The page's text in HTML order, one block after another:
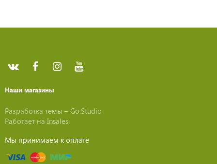
Наши магазины
Разработка темы – Go.Studio
Работает на Insales
Мы принимаем к оплате